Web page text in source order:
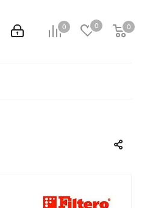
0 0 0
0